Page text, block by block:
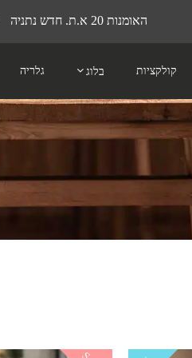
האומנות 20 א.ת. חדש נתניה
קולקציות בלוג גלריה